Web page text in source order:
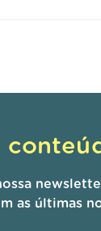
as últimas